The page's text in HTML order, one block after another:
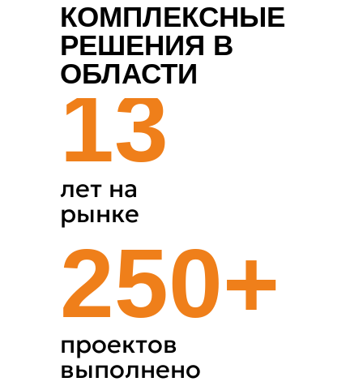
КОМПЛЕКСНЫЕ
РЕШЕНИЯ В
ОБЛАСТИ
ПРОМЫШЛЕННЫХ
НАСОСОВ И
ЗАПЧАСТЕЙ
13
лет на
рынке
250+
проектов
выполнено